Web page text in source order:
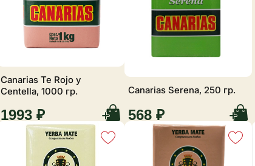
Canarias Te Rojo y
Centella, 1000 гр.
1993 ₽
Canarias Serena, 250 гр.
568 ₽